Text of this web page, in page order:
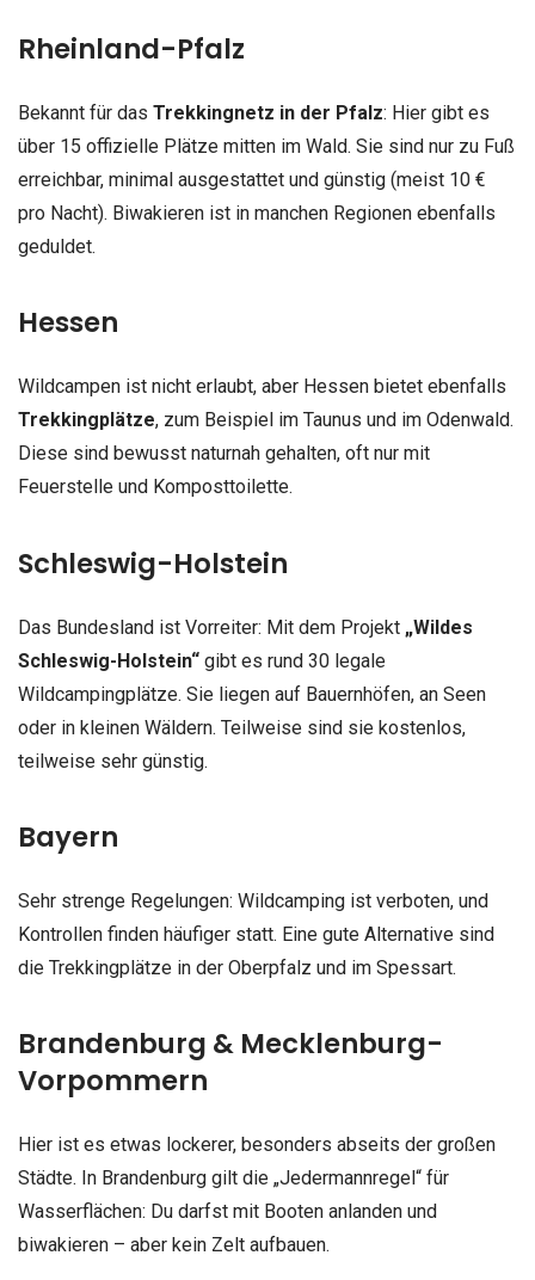
Rheinland-Pfalz
Bekannt für das Trekkingnetz in der Pfalz: Hier gibt es
über 15 offizielle Plätze mitten im Wald. Sie sind nur zu Fuß
erreichbar, minimal ausgestattet und günstig (meist 10 €
pro Nacht). Biwakieren ist in manchen Regionen ebenfalls
geduldet.
Hessen
Wildcampen ist nicht erlaubt, aber Hessen bietet ebenfalls
Trekkingplätze, zum Beispiel im Taunus und im Odenwald.
Diese sind bewusst naturnah gehalten, oft nur mit
Feuerstelle und Komposttoilette.
Schleswig-Holstein
Das Bundesland ist Vorreiter: Mit dem Projekt „Wildes
Schleswig-Holstein“ gibt es rund 30 legale
Wildcampingplätze. Sie liegen auf Bauernhöfen, an Seen
oder in kleinen Wäldern. Teilweise sind sie kostenlos,
teilweise sehr günstig.
Bayern
Sehr strenge Regelungen: Wildcamping ist verboten, und
Kontrollen finden häufiger statt. Eine gute Alternative sind
die Trekkingplätze in der Oberpfalz und im Spessart.
Brandenburg & Mecklenburg-
Vorpommern
Hier ist es etwas lockerer, besonders abseits der großen
Städte. In Brandenburg gilt die „Jedermannregel“ für
Wasserflächen: Du darfst mit Booten anlanden und
biwakieren – aber kein Zelt aufbauen.